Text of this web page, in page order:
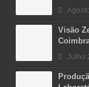
Visão
Julho